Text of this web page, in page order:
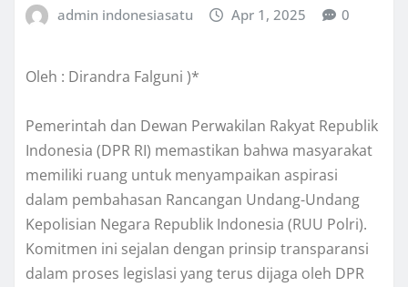
admin indonesiasatu Apr 1, 2025 0
Oleh : Dirandra Falguni )*
Pemerintah dan Dewan Perwakilan Rakyat Republik
Indonesia (DPR RI) memastikan bahwa masyarakat
memiliki ruang untuk menyampaikan aspirasi
dalam pembahasan Rancangan Undang-Undang
Kepolisian Negara Republik Indonesia (RUU Polri).
Komitmen ini sejalan dengan prinsip transparansi
dalam proses legislasi yang terus dijaga oleh DPR